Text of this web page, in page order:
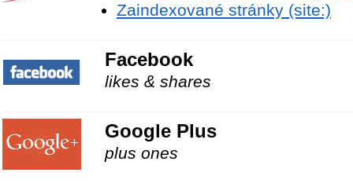
Zaindexované stránky (site:)
Facebook
likes & shares
Google Plus
plus ones